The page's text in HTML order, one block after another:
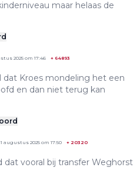
maar helaas de
2025 om 17:46 + 64893
dat Kroes mondeling het een
en dan niet terug kan
augustus 2025 om 17:50 + 20320
dat vooral bij transfer Weghorst